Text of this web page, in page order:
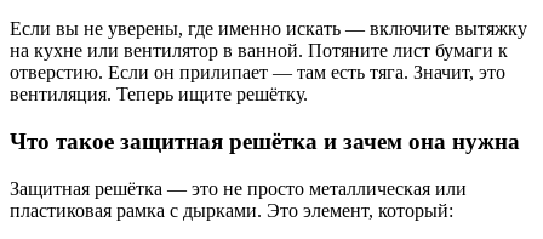
Если вы не уверены, где именно искать — включите вытяжку
на кухне или вентилятор в ванной. Потяните лист бумаги к
отверстию. Если он прилипает — там есть тяга. Значит, это
вентиляция. Теперь ищите решётку.
Что такое защитная решётка и зачем она нужна
Защитная решётка — это не просто металлическая или
пластиковая рамка с дырками. Это элемент, который: